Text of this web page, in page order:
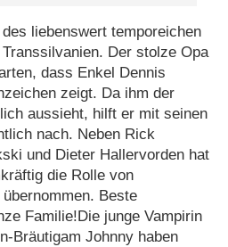
liebenswert temporeichen
Der stolze Opa
dass Enkel Dennis
zeigt. Da ihm der
aussieht, hilft er mit seinen
nach. Neben Rick
und Dieter Hallervorden hat
die Rolle von
Beste
Familie!Die junge Vampirin
Bräutigam Johnny haben